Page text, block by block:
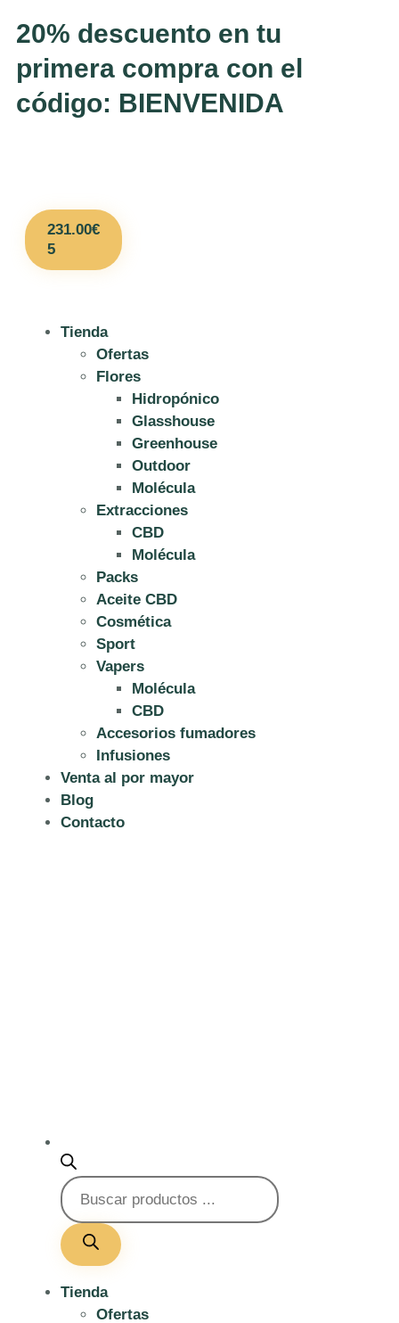
20% descuento en tu
primera compra con el
código: BIENVENIDA
231.00€
5
Tienda
Ofertas
Flores
Hidropónico
Glasshouse
Greenhouse
Outdoor
Molécula
Extracciones
CBD
Molécula
Packs
Aceite CBD
Cosmética
Sport
Vapers
Molécula
CBD
Accesorios fumadores
Infusiones
Venta al por mayor
Blog
Contacto
Tienda
Ofertas